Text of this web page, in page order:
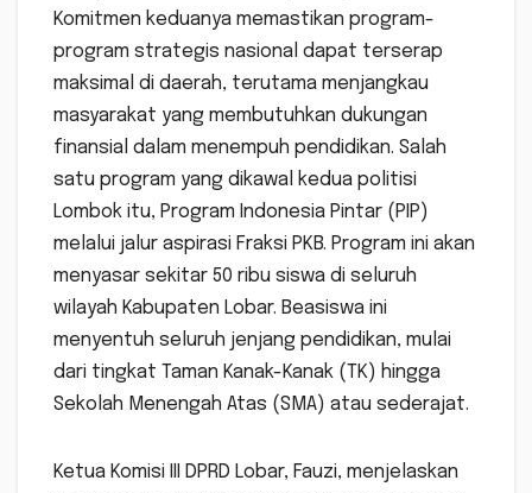
Komitmen keduanya memastikan program-
program strategis nasional dapat terserap
maksimal di daerah, terutama menjangkau
masyarakat yang membutuhkan dukungan
finansial dalam menempuh pendidikan. Salah
satu program yang dikawal kedua politisi
Lombok itu, Program Indonesia Pintar (PIP)
melalui jalur aspirasi Fraksi PKB. Program ini akan
menyasar sekitar 50 ribu siswa di seluruh
wilayah Kabupaten Lobar. Beasiswa ini
menyentuh seluruh jenjang pendidikan, mulai
dari tingkat Taman Kanak-Kanak (TK) hingga
Sekolah Menengah Atas (SMA) atau sederajat.
Ketua Komisi III DPRD Lobar, Fauzi, menjelaskan